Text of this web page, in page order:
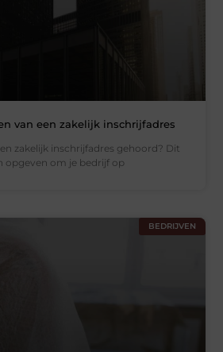
van een zakelijk inschrijfadres
zakelijk inschrijfadres gehoord? Dit
opgeven om je bedrijf op
BEDRIJVEN